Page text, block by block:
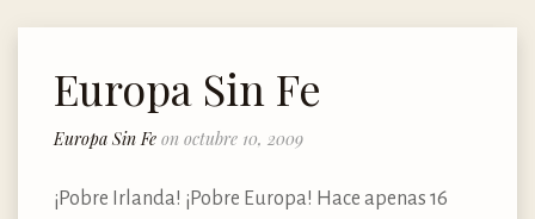
Europa Sin Fe
Europa Sin Fe on octubre 10, 2009
¡Pobre Irlanda! ¡Pobre Europa! Hace apenas 16